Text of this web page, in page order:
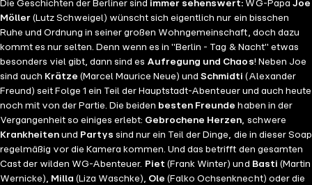
Die Geschichten der Berliner sind immer sehenswert: WG-Papa Joe
Möller (Lutz Schweigel) wünscht sich eigentlich nur ein bisschen
Ruhe und Ordnung in seiner großen Wohngemeinschaft, doch dazu
kommt es nur selten. Denn wenn es in "Berlin - Tag & Nacht" etwas
besonders viel gibt, dann sind es Aufregung und Chaos! Neben Joe
sind auch Krätze (Marcel Maurice Neue) undSchmidti (Alexander
Freund) seit Folge 1 ein Teil der Hauptstadt-Abenteuer und auch heute
noch mit von der Partie. Die beiden besten Freunde haben in der
Vergangenheit so einiges erlebt: Gebrochene Herzen, schwere
Krankheiten und Partys sind nur ein Teil der Dinge, die in dieser Soap
regelmäßig vor die Kamera kommen. Und das betrifft den gesamten
Cast der wilden WG-Abenteuer. Piet (Frank Winter) und Basti (Martin
Wernicke), Milla (Liza Waschke), Ole (Falko Ochsenknecht) oder die